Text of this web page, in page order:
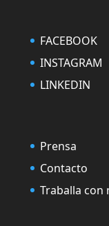
FACEBOOK
INSTAGRAM
LINKEDIN
Prensa
Contacto
Traballa con